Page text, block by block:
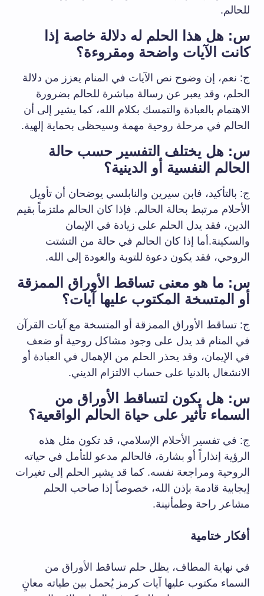
للحالم.
س: هل هذا الحلم له دلالة خاصة إذا
كانت الآيات واضحة ومقروءة؟
ج: نعم، إن وضوح نص الآيات في المنام يعزز من دلالة
الحلم، وقد يعبر عن رسالة مباشرة للحالم بضرورة
الاهتمام بالعبادة والتمسك بكلام الله، كما يشير إلى أن
الحالم في مرحلة روحية مهمة وسيحظى بحماية إلهية.
س: هل يختلف التفسير حسب حالة
الحالم النفسية أو الدينية؟
ج: بالتأكيد، فابن سيرين والنابلسي يوضحان أن تأويل
الأحلام مرتبط بحالة الحالم. فإذا كان الحالم ملتزماً بقيم
الدين، فقد يدل الحلم على زيادة في الإيمان
والسكينة.أما إذا كان الحالم في حالة من التشتت
الروحي، فقد يكون دعوة للتوبة والعودة إلى الله.
س: ما هو معنى تساقط الأوراق الممزقة
أو المتسخة المكتوب عليها آيات؟
ج: تساقط الأوراق الممزقة أو المتسخة مع آيات القرآن
في المنام قد يدل على وجود مشاكل روحية أو ضعف
في الإيمان، وقد يحذر الحلم من الإهمال في العبادة أو
الانشغال بالدنيا على حساب الالتزام الديني.
س: هل يكون لتساقط الأوراق من
السماء تأثير على حياة الحالم الواقعية؟
ج: في تفسير الأحلام الإسلامي، قد تكون مثل هذه
الرؤية إنذاراً أو بشارة، فالحالم مدعو للتأمل في حياته
الروحية ومراجعة نفسه. كما قد يشير الحلم إلى تغيرات
إيجابية قادمة بإذن الله، خصوصاً إذا صاحب الحلم
مشاعر راحة وطمأنينة.
أفكار ختامية
في نهاية المطاف، يظل حلم تساقط الأوراق من
السماء مكتوب عليها آيات كرمز يُحمل بين طياته معانٍ